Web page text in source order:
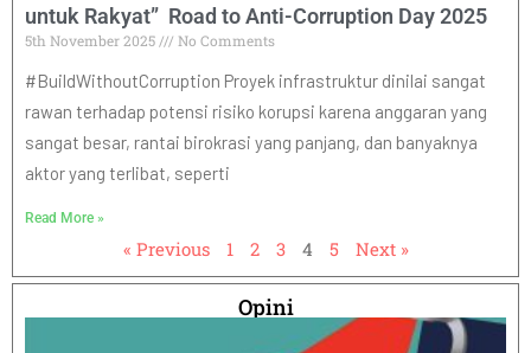
untuk Rakyat” Road to Anti-Corruption Day 2025
5th November 2025 No Comments
#BuildWithoutCorruption Proyek infrastruktur dinilai sangat
rawan terhadap potensi risiko korupsi karena anggaran yang
sangat besar, rantai birokrasi yang panjang, dan banyaknya
aktor yang terlibat, seperti
Read More »
« Previous 1 2 3 4 5 Next »
Opini